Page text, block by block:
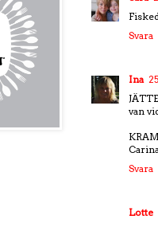
Svara
Ina
van
KRAM
Carina
Svara
Lotte